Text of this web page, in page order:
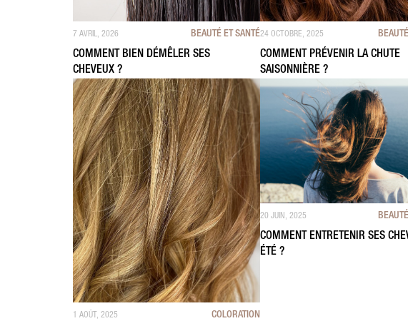
7 AVRIL, 2026 BEAUTÉ ET SANTÉ
COMMENT BIEN DÉMÊLER SES
CHEVEUX ?
24 OCTOBRE, 2025
COMMENT PRÉVENIR LA CHUTE
SAISONNIÈRE ?
1 AOÛT, 2025 COLORATION
20 JUIN, 2025
COMMENT ENTRETENIR SES
ÉTÉ ?